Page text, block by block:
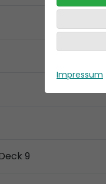
9
Impressum